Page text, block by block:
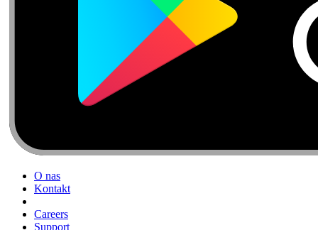
O nas
Kontakt
Careers
Support